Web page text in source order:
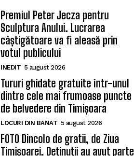
Premiul Peter Jecza pentru
Sculptura Anului. Lucrarea
câștigătoare va fi aleasă prin
votul publicului
INEDIT 5 august 2026
Tururi ghidate gratuite într-unul
dintre cele mai frumoase puncte
de belvedere din Timișoara
LOCURI DIN BANAT 5 august 2026
FOTO Dincolo de gratii, de Ziua
Timișoarei. Deținuții au avut parte